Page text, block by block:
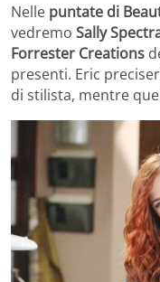
Nelle puntate di
vedremo Sally
Forrester Creations
presenti. Eric
di stilista, mentre